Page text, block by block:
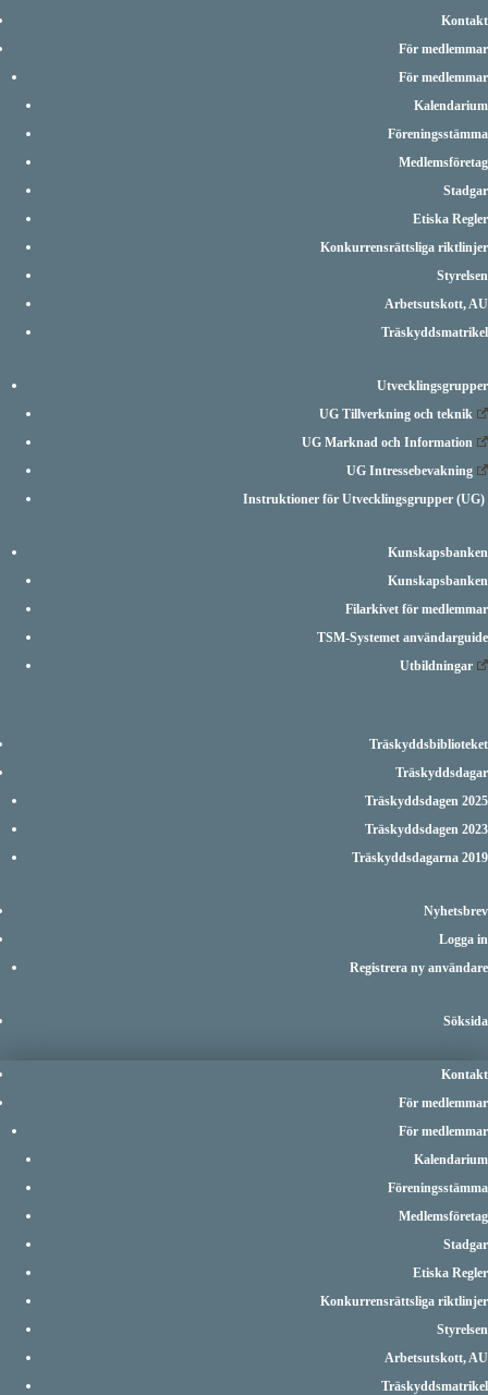
Kontakt
För medlemmar
För medlemmar
Kalendarium
Föreningsstämma
Medlemsföretag
Stadgar
Etiska Regler
Konkurrensrättsliga riktlinjer
Styrelsen
Arbetsutskott, AU
Träskyddsmatrikel
Utvecklingsgrupper
UG Tillverkning och teknik
UG Marknad och Information
UG Intressebevakning
Instruktioner för Utvecklingsgrupper (UG)
Kunskapsbanken
Kunskapsbanken
Filarkivet för medlemmar
TSM-Systemet användarguide
Utbildningar
Träskyddsbiblioteket
Träskyddsdagar
Träskyddsdagen 2025
Träskyddsdagen 2023
Träskyddsdagarna 2019
Nyhetsbrev
Logga in
Registrera ny användare
Söksida
Kontakt
För medlemmar
För medlemmar
Kalendarium
Föreningsstämma
Medlemsföretag
Stadgar
Etiska Regler
Konkurrensrättsliga riktlinjer
Styrelsen
Arbetsutskott, AU
Träskyddsmatrikel